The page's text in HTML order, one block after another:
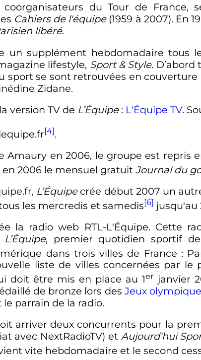
du Tour de France,
Cahiers de l'équipe(1959 à 2007). En
libéré.
un supplément hebdomadaire tous
lifestyle, Sport & Style.
sport se sont retrouvées en couverture
Zidane.
version TV de L’Équipe : L'Équipe TV.
[4].
Amaury en 2006, le groupe est repris
2006 le mensuel gratuit Journal du
L’Équipecrée début 2007 un
les mercredis et samedis[6] jusqu'au
la radio web RTL-L'Équipe. Cette
L’Équipe, premier quotidien sportif
dans trois villes de France :
liste de villes concernées par
doit être mis en place au1er janvier
de bronze lors des Jeux
le parrain de la radio.
arriver deux concurrents pour la
avec NextRadioTV) et Aujourd'hui
vite hebdomadaire et le second